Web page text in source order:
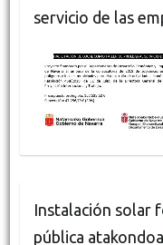
servicio de las
Instalación solar
pública